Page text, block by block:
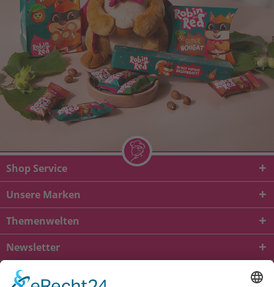
Shop Service
Unsere Marken
Themenwelten
Newsletter
* Alle Preise inkl. gesetzl. Mehrwertsteuer zzgl.
und ggf.